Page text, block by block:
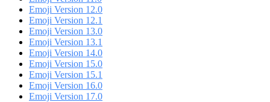
Emoji Version 12.0
Emoji Version 12.1
Emoji Version 13.0
Emoji Version 13.1
Emoji Version 14.0
Emoji Version 15.0
Emoji Version 15.1
Emoji Version 16.0
Emoji Version 17.0